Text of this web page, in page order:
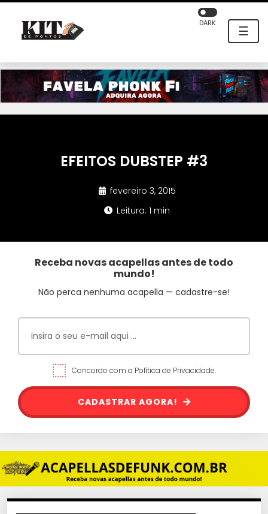
☰
DARK
EFEITOS DUBSTEP #3
fevereiro 3, 2015
Leitura: 1 min
Receba novas acapellas antes de todo
mundo!
Não perca nenhuma acapella — cadastre-se!
Concordo com a Política de Privacidade.
CADASTRAR AGORA!